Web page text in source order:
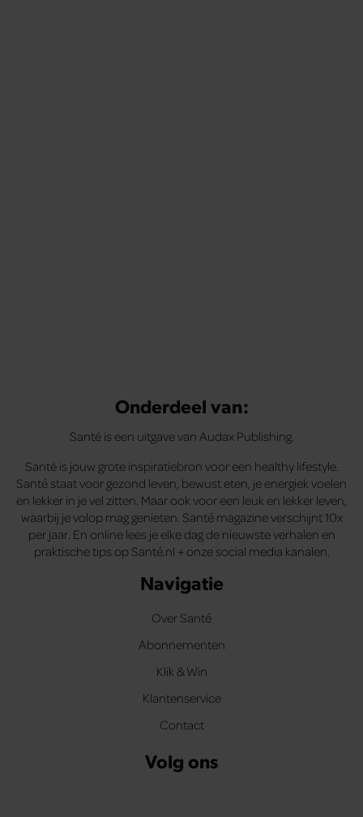
Onderdeel van:
Santé is een uitgave van Audax Publishing.
Santé is jouw grote inspiratiebron voor een healthy lifestyle.
Santé staat voor gezond leven, bewust eten, je energiek voelen
en lekker in je vel zitten. Maar ook voor een leuk en lekker leven,
waarbij je volop mag genieten. Santé magazine verschijnt 10x
per jaar. En online lees je elke dag de nieuwste verhalen en
praktische tips op Santé.nl + onze social media kanalen.
Navigatie
Over Santé
Abonnementen
Klik & Win
Klantenservice
Contact
Volg ons